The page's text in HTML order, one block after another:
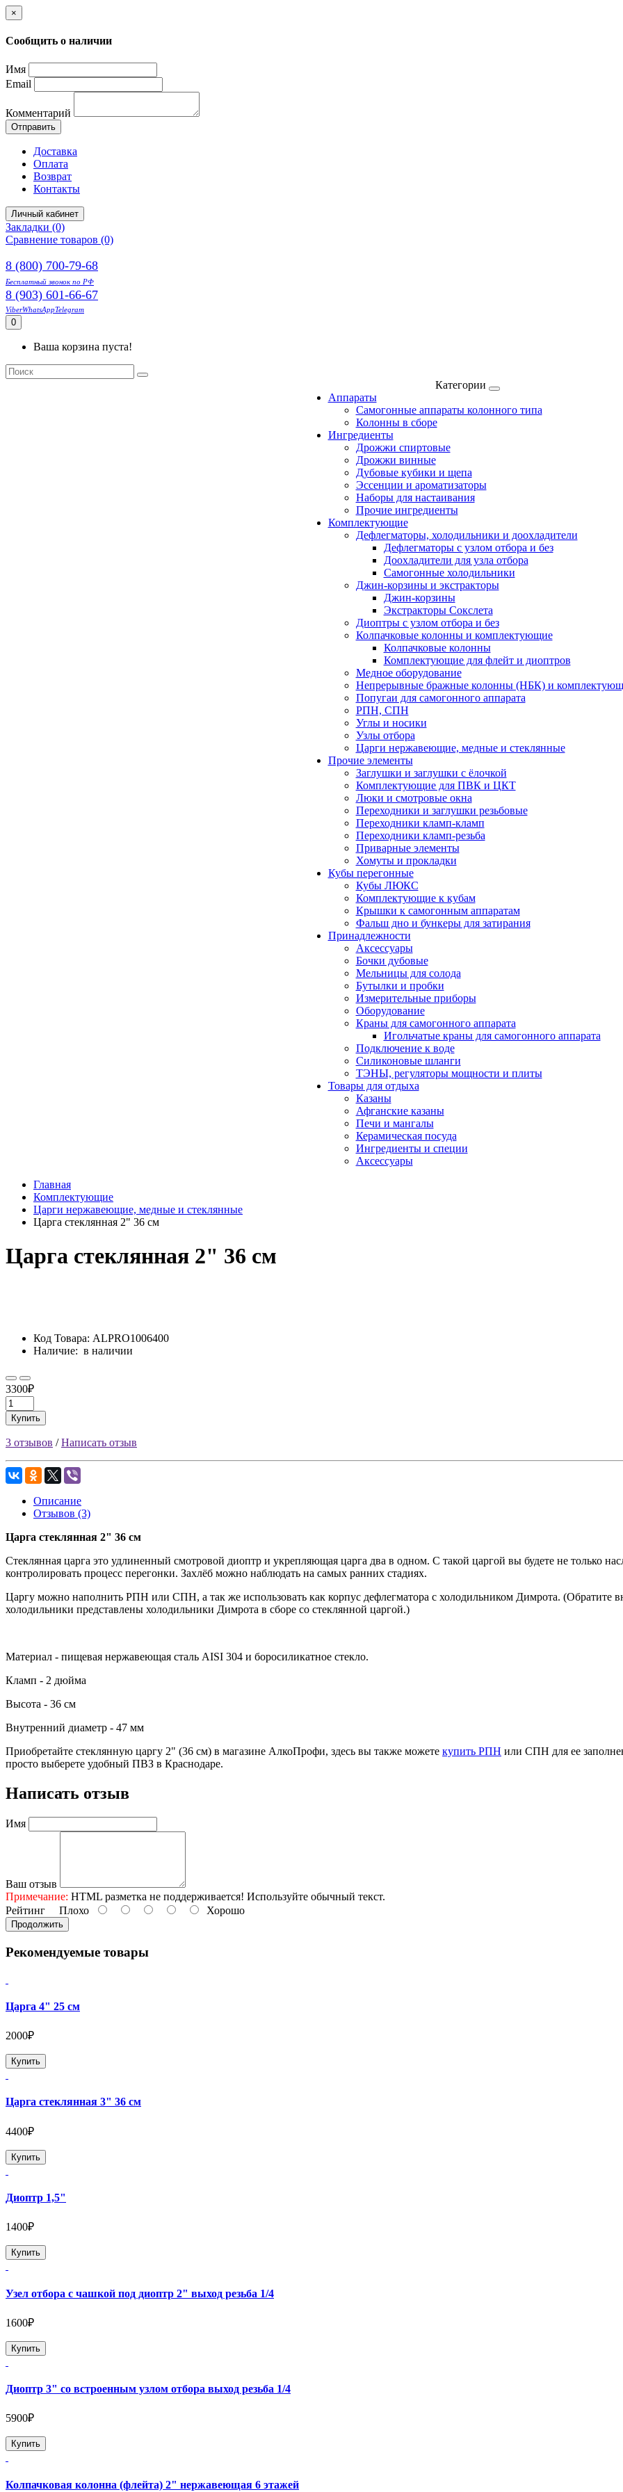
×
Сообщить о наличии
Имя
Email
Комментарий
Отправить
Доставка
Оплата
Возврат
Контакты
Личный кабинет
Закладки (0)
Сравнение товаров (0)
8 (800) 700-79-68
Бесплатный звонок по РФ
8 (903) 601-66-67
ViberWhatsAppTelegram
0
Ваша корзина пуста!
Категории
Аппараты
Самогонные аппараты колонного типа
Колонны в сборе
Ингредиенты
Дрожжи спиртовые
Дрожжи винные
Дубовые кубики и щепа
Эссенции и ароматизаторы
Наборы для настаивания
Прочие ингредиенты
Комплектующие
Дефлегматоры, холодильники и доохладители
Дефлегматоры с узлом отбора и без
Доохладители для узла отбора
Самогонные холодильники
Джин-корзины и экстракторы
Джин-корзины
Экстракторы Сокслета
Диоптры с узлом отбора и без
Колпачковые колонны и комплектующие
Колпачковые колонны
Комплектующие для флейт и диоптров
Медное оборудование
Непрерывные бражные колонны (НБК) и
Попугаи для самогонного аппарата
РПН, СПН
Углы и носики
Узлы отбора
Царги нержавеющие, медные и стеклянные
Прочие элементы
Заглушки и заглушки с ёлочкой
Комплектующие для ПВК и ЦКТ
Люки и смотровые окна
Переходники и заглушки резьбовые
Переходники кламп-кламп
Переходники кламп-резьба
Приварные элементы
Хомуты и прокладки
Кубы перегонные
Кубы ЛЮКС
Комплектующие к кубам
Крышки к самогонным аппаратам
Фальш дно и бункеры для затирания
Принадлежности
Аксессуары
Бочки дубовые
Мельницы для солода
Бутылки и пробки
Измерительные приборы
Оборудование
Краны для самогонного аппарата
Игольчатые краны для самогонного аппарата
Подключение к воде
Силиконовые шланги
ТЭНЫ, регуляторы мощности и плиты
Товары для отдыха
Казаны
Афганские казаны
Печи и мангалы
Керамическая посуда
Ингредиенты и специи
Аксессуары
Главная
Комплектующие
Царги нержавеющие, медные и стеклянные
Царга стеклянная 2" 36 см
Царга стеклянная 2" 36 см
Код Товара: ALPRO1006400
Наличие: в наличии
3300₽
Купить
3 отзывов /Написать отзыв
Описание
Отзывов (3)
Царга стеклянная 2" 36 см
Стеклянная царга это удлиненный смотровой диоптр и укрепляющая царга два в одном. С такой царгой вы будете не только
контролировать процесс перегонки. Захлёб можно наблюдать на самых ранних стадиях.
Царгу можно наполнить РПН или СПН, а так же использовать как корпус дефлегматора с холодильником Димрота. (Обратите
холодильники представлены холодильники Димрота в сборе со стеклянной царгой.)
Материал - пищевая нержавеющая сталь AISI 304 и боросиликатное стекло.
Кламп - 2 дюйма
Высота - 36 см
Внутренний диаметр - 47 мм
Приобретайте стеклянную царгу 2" (36 см) в магазине АлкоПрофи, здесь вы также можете купить РПН или СПН для ее
просто выберете удобный ПВЗ в Краснодаре.
Написать отзыв
Имя
Ваш отзыв
Примечание: HTML разметка не поддерживается! Используйте обычный текст.
Рейтинг Плохо Хорошо
Продолжить
Рекомендуемые товары
Царга 4" 25 см
2000₽
Купить
Царга стеклянная 3" 36 см
4400₽
Купить
Диоптр 1,5"
1400₽
Купить
Узел отбора с чашкой под диоптр 2" выход резьба 1/4
1600₽
Купить
Диоптр 3" со встроенным узлом отбора выход резьба 1/4
5900₽
Купить
Колпачковая колонна (флейта) 2" нержавеющая 6 этажей